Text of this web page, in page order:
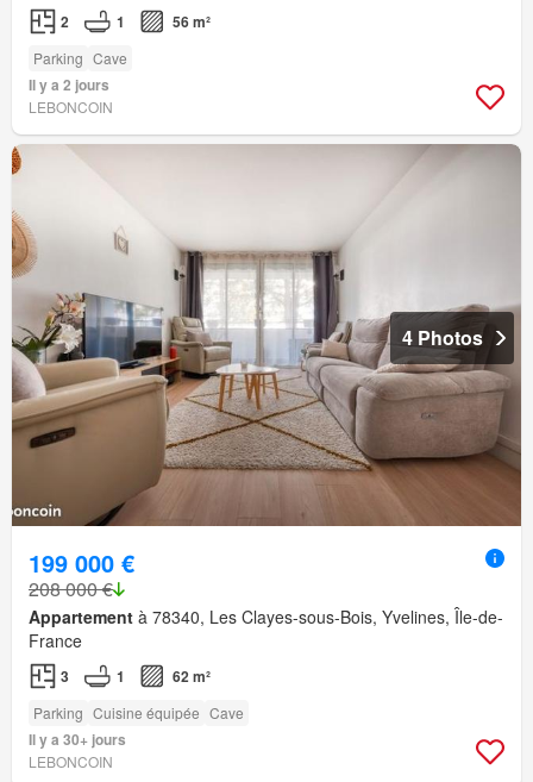
2 1 56 m²
Parking Cave
Il y a 2 jours
LEBONCOIN
4 Photos
199 000 €
208 000 €
Appartement à 78340, Les Clayes-sous-Bois, Yvelines, Île-de-
France
3 1 62 m²
Parking Cuisine équipée Cave
Il y a 30+ jours
LEBONCOIN